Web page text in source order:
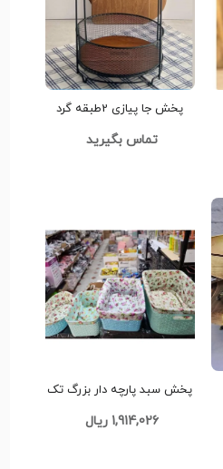
پخش جا پیازی 2طبقه گرد
تماس بگیرید
پخش سبد پارچه دار بزرگ تک
1,914,026 ریال